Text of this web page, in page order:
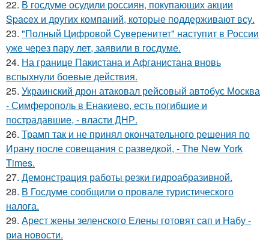
22. В госдуме осудили россиян, покупающих акции
Spacex и других компаний, которые поддерживают всу.
23. "Полный Цифровой Суверенитет" наступит в России
уже через пару лет, заявили в госдуме.
24. На границе Пакистана и Афганистана вновь
вспыхнули боевые действия.
25. Украинский дрон атаковал рейсовый автобус Москва
- Симферополь в Енакиево, есть погибшие и
пострадавшие, - власти ДНР.
26. Трамп так и не принял окончательного решения по
Ирану после совещания с разведкой, - The New York
Times.
27. Демонстрация работы резки гидроабразивной.
28. В Госдуме сообщили о провале туристического
налога.
29. Арест жены зеленского Елены готовят сап и Набу -
риа новости.